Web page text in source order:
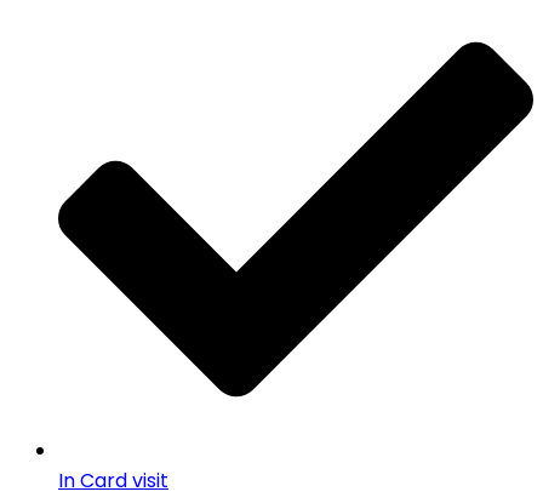
In Card visit